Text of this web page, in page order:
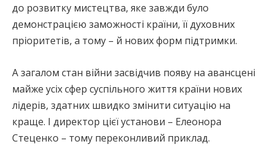
до розвитку мистецтва, яке завжди було
демонстрацією заможності країни, її духовних
пріоритетів, а тому – й нових форм підтримки.
А загалом стан війни засвідчив появу на авансцені
майже усіх сфер суспільного життя країни нових
лідерів, здатних швидко змінити ситуацію на
краще. І директор цієї установи – Елеонора
Стеценко – тому переконливий приклад.